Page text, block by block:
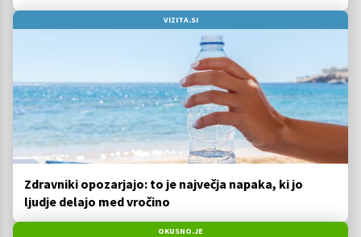
VIZITA.SI
Zdravniki opozarjajo: to je največja napaka, ki jo
ljudje delajo med vročino
OKUSNO.JE